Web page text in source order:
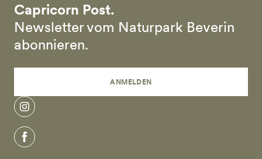
Capricorn Post.
Newsletter vom Naturpark Beverin
abonnieren.
ANMELDEN
instagram
facebook